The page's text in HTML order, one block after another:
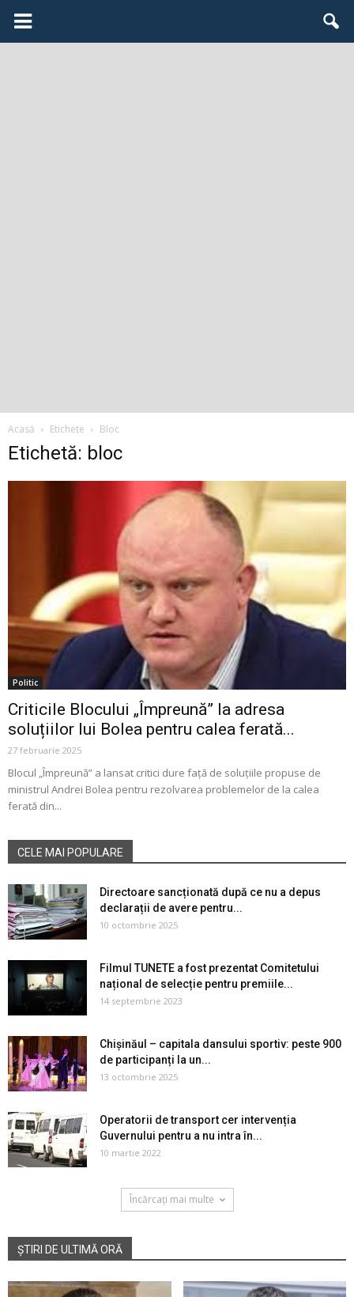
Acasă Etichete Bloc
Etichetă: bloc
Politic
Criticile Blocului „Împreună” la adresa
soluțiilor lui Bolea pentru calea ferată...
27 februarie 2025
Blocul „Împreună” a lansat critici dure față de soluțiile propuse de
ministrul Andrei Bolea pentru rezolvarea problemelor de la calea
ferată din...
CELE MAI POPULARE
Directoare sancționată după ce nu a depus
declarații de avere pentru...
10 octombrie 2025
Filmul TUNETE a fost prezentat Comitetului
național de selecție pentru premiile...
14 septembrie 2023
Chișinăul – capitala dansului sportiv: peste 900
de participanți la un...
13 octombrie 2025
Operatorii de transport cer intervenția
Guvernului pentru a nu intra în...
10 martie 2022
Încărcați mai multe
ȘTIRI DE ULTIMĂ ORĂ